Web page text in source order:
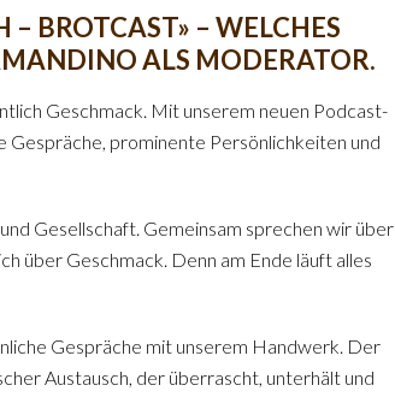
BROTCAST» – WELCHES
ALS MODERATOR.
Geschmack. Mit unserem neuen Podcast-
Gespräche, prominente Persönlichkeiten und
Gesellschaft. Gemeinsam sprechen wir über
über Geschmack. Denn am Ende läuft alles
Gespräche mit unserem Handwerk. Der
Austausch, der überrascht, unterhält und